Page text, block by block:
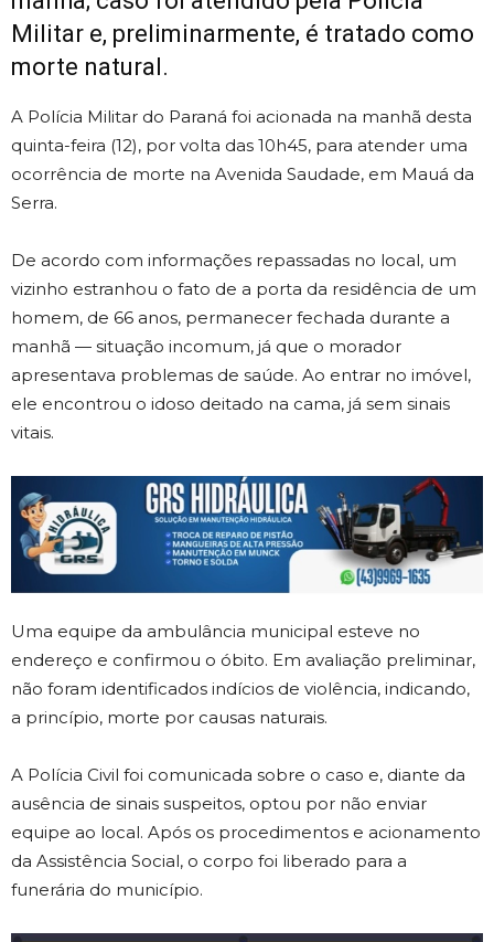
Militar e, preliminarmente, é tratado como
morte natural.
A Polícia Militar do Paraná foi acionada na manhã desta
quinta-feira (12), por volta das 10h45, para atender uma
ocorrência de morte na Avenida Saudade, em Mauá da
Serra.
De acordo com informações repassadas no local, um
vizinho estranhou o fato de a porta da residência de um
homem, de 66 anos, permanecer fechada durante a
manhã — situação incomum, já que o morador
apresentava problemas de saúde. Ao entrar no imóvel,
ele encontrou o idoso deitado na cama, já sem sinais
vitais.
Uma equipe da ambulância municipal esteve no
endereço e confirmou o óbito. Em avaliação preliminar,
não foram identificados indícios de violência, indicando,
a princípio, morte por causas naturais.
A Polícia Civil foi comunicada sobre o caso e, diante da
ausência de sinais suspeitos, optou por não enviar
equipe ao local. Após os procedimentos e acionamento
da Assistência Social, o corpo foi liberado para a
funerária do município.